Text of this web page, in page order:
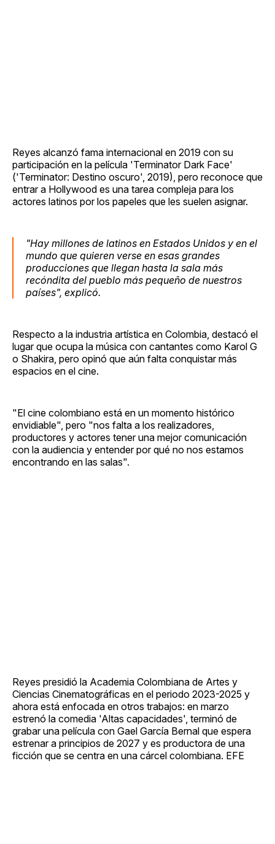
Reyes alcanzó fama internacional en 2019 con su
participación en la película 'Terminator Dark Face'
('Terminator: Destino oscuro', 2019), pero reconoce que
entrar a Hollywood es una tarea compleja para los
actores latinos por los papeles que les suelen asignar.
"Hay millones de latinos en Estados Unidos y en el
mundo que quieren verse en esas grandes
producciones que llegan hasta la sala más
recóndita del pueblo más pequeño de nuestros
países", explicó.
Respecto a la industria artística en Colombia, destacó el
lugar que ocupa la música con cantantes como Karol G
o Shakira, pero opinó que aún falta conquistar más
espacios en el cine.
"El cine colombiano está en un momento histórico
envidiable", pero "nos falta a los realizadores,
productores y actores tener una mejor comunicación
con la audiencia y entender por qué no nos estamos
encontrando en las salas".
Reyes presidió la Academia Colombiana de Artes y
Ciencias Cinematográficas en el periodo 2023-2025 y
ahora está enfocada en otros trabajos: en marzo
estrenó la comedia 'Altas capacidades', terminó de
grabar una película con Gael García Bernal que espera
estrenar a principios de 2027 y es productora de una
ficción que se centra en una cárcel colombiana. EFE